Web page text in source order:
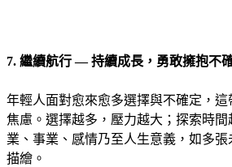
7. 繼續航行 — 持續成長，勇敢擁抱不
年輕人面對愈來愈多選擇與不確定，
焦慮。選擇越多，壓力越大；探索時
業、事業、感情乃至人生意義，如多
描繪。